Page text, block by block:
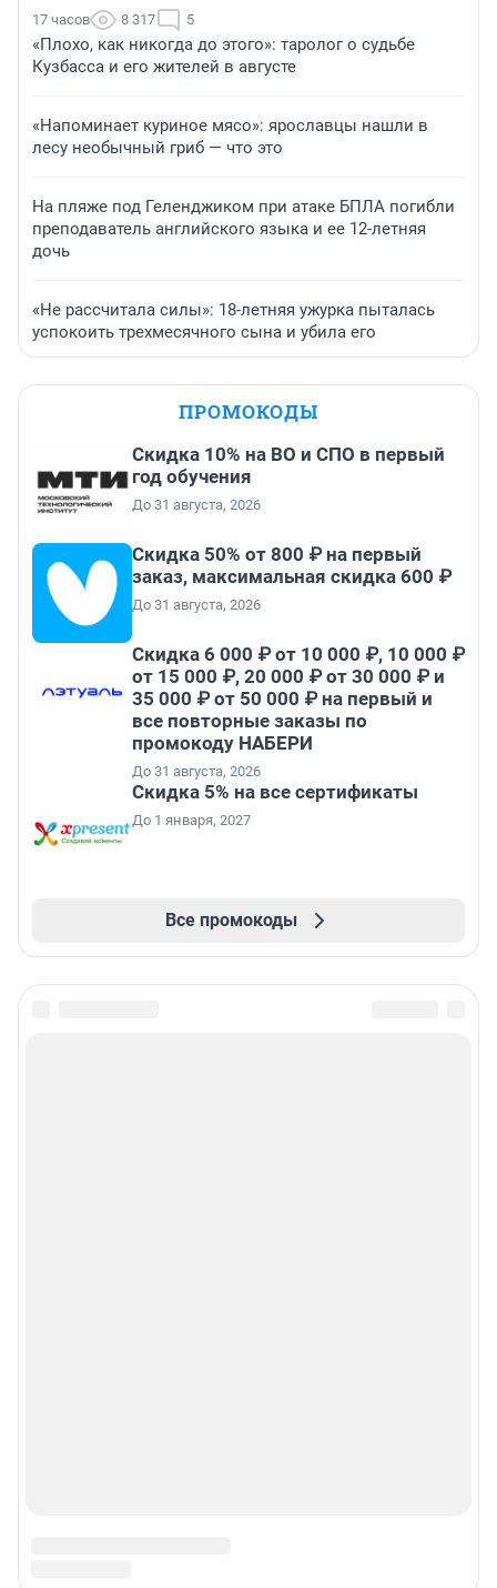
17 часов 8 317 5
«Плохо, как никогда до этого»: таролог о судьбе
Кузбасса и его жителей в августе
«Напоминает куриное мясо»: ярославцы нашли в
лесу необычный гриб — что это
На пляже под Геленджиком при атаке БПЛА погибли
преподаватель английского языка и ее 12-летняя
дочь
«Не рассчитала силы»: 18-летняя ужурка пыталась
успокоить трехмесячного сына и убила его
ПРОМОКОДЫ
Скидка 10% на ВО и СПО в первый
год обучения
До 31 августа, 2026
Скидка 50% от 800 ₽ на первый
заказ, максимальная скидка 600 ₽
До 31 августа, 2026
Скидка 6 000 ₽ от 10 000 ₽, 10 000 ₽
от 15 000 ₽, 20 000 ₽ от 30 000 ₽ и
35 000 ₽ от 50 000 ₽ на первый и
все повторные заказы по
промокоду НАБЕРИ
До 31 августа, 2026
Скидка 5% на все сертификаты
До 1 января, 2027
Все промокоды